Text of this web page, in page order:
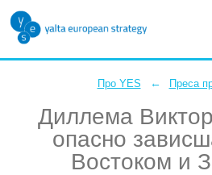
Про YES ← Преса
Диллема
опасно
Востоком и